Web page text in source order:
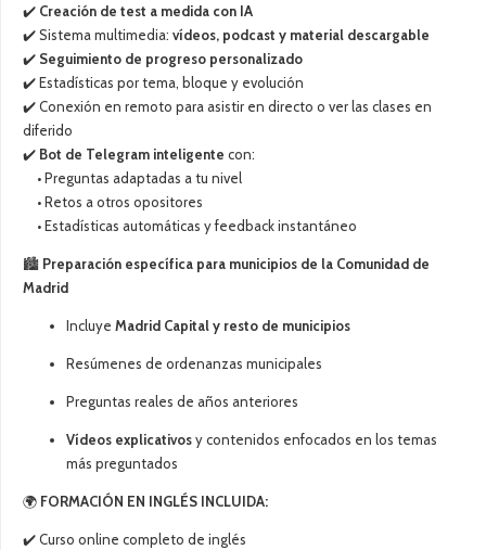
✔️ Creación de test a medida con IA
✔️ Sistema multimedia: vídeos, podcast y material descargable
✔️ Seguimiento de progreso personalizado
✔️ Estadísticas por tema, bloque y evolución
✔️ Conexión en remoto para asistir en directo o ver las clases en
diferido
✔️ Bot de Telegram inteligente con:
• Preguntas adaptadas a tu nivel
• Retos a otros opositores
• Estadísticas automáticas y feedback instantáneo
🏙️ Preparación específica para municipios de la Comunidad de
Madrid
Incluye Madrid Capital y resto de municipios
Resúmenes de ordenanzas municipales
Preguntas reales de años anteriores
Vídeos explicativosy contenidos enfocados en los temas
más preguntados
🌍 FORMACIÓN EN INGLÉS INCLUIDA:
✔️ Curso online completo de inglés